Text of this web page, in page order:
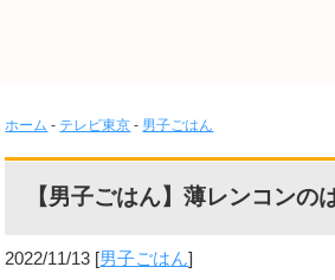
ホーム - テレビ東京 - 男子ごはん
【男子ごはん】薄レンコンの
2022/11/13 [男子ごはん]